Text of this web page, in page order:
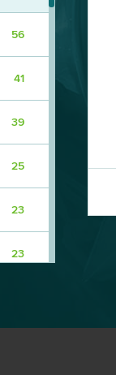
56
41
39
25
23
23